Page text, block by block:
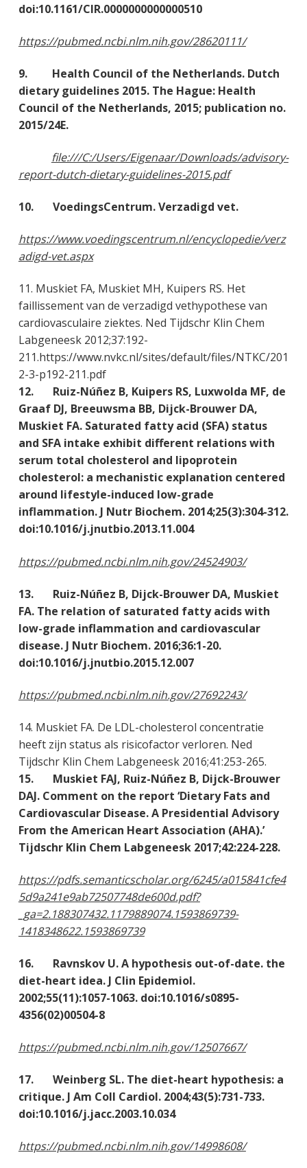
doi:10.1161/CIR.0000000000000510
https://pubmed.ncbi.nlm.nih.gov/28620111/
9. Health Council of the Netherlands. Dutch
dietary guidelines 2015. The Hague: Health
Council of the Netherlands, 2015; publication no.
2015/24E.
file:///C:/Users/Eigenaar/Downloads/advisory-
report-dutch-dietary-guidelines-2015.pdf
10. VoedingsCentrum. Verzadigd vet.
https://www.voedingscentrum.nl/encyclopedie/verz
adigd-vet.aspx
11. Muskiet FA, Muskiet MH, Kuipers RS. Het
faillissement van de verzadigd vethypothese van
cardiovasculaire ziektes. Ned Tijdschr Klin Chem
Labgeneesk 2012;37:192-
211.https://www.nvkc.nl/sites/default/files/NTKC/201
2-3-p192-211.pdf
12. Ruiz-Núñez B, Kuipers RS, Luxwolda MF, de
Graaf DJ, Breeuwsma BB, Dijck-Brouwer DA,
Muskiet FA. Saturated fatty acid (SFA) status
and SFA intake exhibit different relations with
serum total cholesterol and lipoprotein
cholesterol: a mechanistic explanation centered
around lifestyle-induced low-grade
inflammation. J Nutr Biochem. 2014;25(3):304-312.
doi:10.1016/j.jnutbio.2013.11.004
https://pubmed.ncbi.nlm.nih.gov/24524903/
13. Ruiz-Núñez B, Dijck-Brouwer DA, Muskiet
FA. The relation of saturated fatty acids with
low-grade inflammation and cardiovascular
disease. J Nutr Biochem. 2016;36:1-20.
doi:10.1016/j.jnutbio.2015.12.007
https://pubmed.ncbi.nlm.nih.gov/27692243/
14. Muskiet FA. De LDL-cholesterol concentratie
heeft zijn status als risicofactor verloren. Ned
Tijdschr Klin Chem Labgeneesk 2016;41:253-265.
15. Muskiet FAJ, Ruiz-Núñez B, Dijck-Brouwer
DAJ. Comment on the report ‘Dietary Fats and
Cardiovascular Disease. A Presidential Advisory
From the American Heart Association (AHA).’
Tijdschr Klin Chem Labgeneesk 2017;42:224-228.
https://pdfs.semanticscholar.org/6245/a015841cfe4
5d9a241e9ab72507748de600d.pdf?
_ga=2.188307432.1179889074.1593869739-
1418348622.1593869739
16. Ravnskov U. A hypothesis out-of-date. the
diet-heart idea. J Clin Epidemiol.
2002;55(11):1057-1063. doi:10.1016/s0895-
4356(02)00504-8
https://pubmed.ncbi.nlm.nih.gov/12507667/
17. Weinberg SL. The diet-heart hypothesis: a
critique. J Am Coll Cardiol. 2004;43(5):731-733.
doi:10.1016/j.jacc.2003.10.034
https://pubmed.ncbi.nlm.nih.gov/14998608/